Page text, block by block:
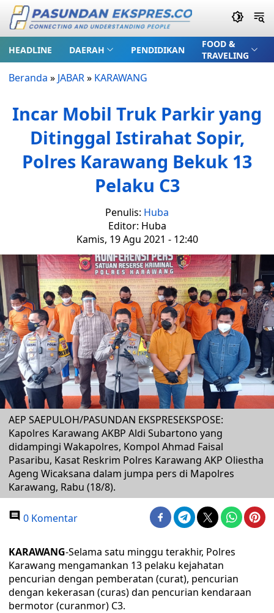
HEADLINE DAERAH PENDIDIKAN
FOOD &
TRAVELING
Beranda » JABAR» KARAWANG
Incar Mobil Truk Parkir yang
Ditinggal Istirahat Sopir,
Polres Karawang Bekuk 13
Pelaku C3
Penulis: Huba
Editor: Huba
Kamis, 19 Agu 2021 - 12:40
AEP SAEPULOH/PASUNDAN EKSPRESEKSPOSE:
Kapolres Karawang AKBP Aldi Subartono yang
didampingi Wakapolres, Kompol Ahmad Faisal
Pasaribu, Kasat Reskrim Polres Karawang AKP Oliestha
Ageng Wicaksana dalam jumpa pers di Mapolres
Karawang, Rabu (18/8).
0 Komentar
KARAWANG-Selama satu minggu terakhir, Polres
Karawang mengamankan 13 pelaku kejahatan
pencurian dengan pemberatan (curat), pencurian
dengan kekerasan (curas) dan pencurian kendaraan
bermotor (curanmor) C3.